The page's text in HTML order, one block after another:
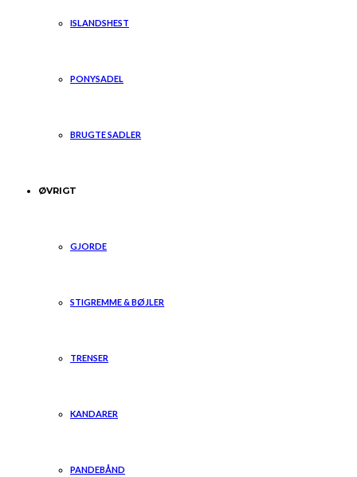
ISLANDSHEST
PONYSADEL
BRUGTE SADLER
ØVRIGT
GJORDE
STIGREMME & BØJLER
TRENSER
KANDARER
PANDEBÅND